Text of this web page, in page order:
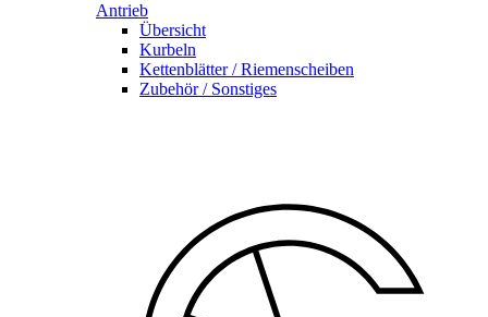
Antrieb
Übersicht
Kurbeln
Kettenblätter / Riemenscheiben
Zubehör / Sonstiges